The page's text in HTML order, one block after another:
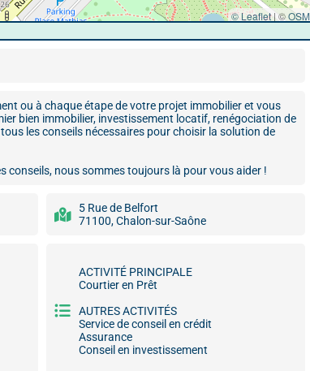
© Leaflet | ©OSM
ou à chaque étape de votre projet immobilier et vous
bien immobilier, investissement locatif, renégociation de
les conseils nécessaires pour choisir la solution de
conseils, nous sommes toujours là pour vous aider !
5 Rue de Belfort
71100, Chalon-sur-Saône
ACTIVITÉ PRINCIPALE
Courtier en Prêt
AUTRES ACTIVITÉS
Service de conseil en crédit
Assurance
Conseil en investissement